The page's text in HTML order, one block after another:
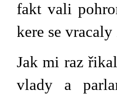
fakt vali
kere se
Jak mi raz
vlady a